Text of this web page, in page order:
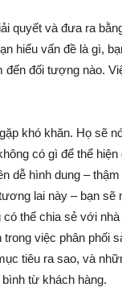
quyết và đưa ra
hiểu vấn đề là gì,
đến đối tượng nào.
khó khăn. Họ sẽ
có gì để thể
dễ hình dung –
lai này – bạn
thể chia sẻ với
việc phân phối
tiêu ra sao, và
từ khách hàng.